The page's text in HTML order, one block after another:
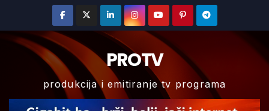
content
PROTV
produkcija i emitiranje tv programa